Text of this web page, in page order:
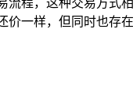
价一样，但同时也存在